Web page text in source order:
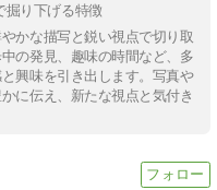
掘り下げる特徴
かな描写と鋭い視点で切り取
の発見、趣味の時間など、多
興味を引き出します。写真や
に伝え、新たな視点と気付き